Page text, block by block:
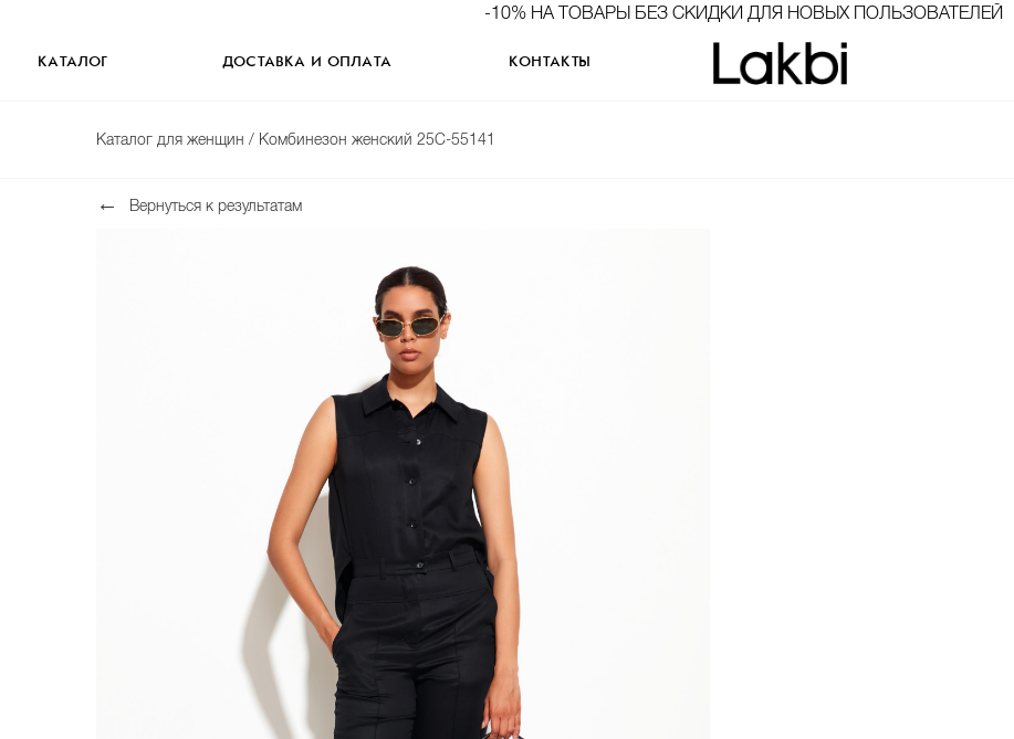
-10% НА ТОВАРЫ БЕЗ СКИДКИ ДЛЯ НОВЫХ ПОЛЬЗОВАТЕЛЕЙ
КАТАЛОГ ДОСТАВКА И ОПЛАТА КОНТАКТЫ
Каталог для женщин / Комбинезон женский 25C-55141
Вернуться к результатам